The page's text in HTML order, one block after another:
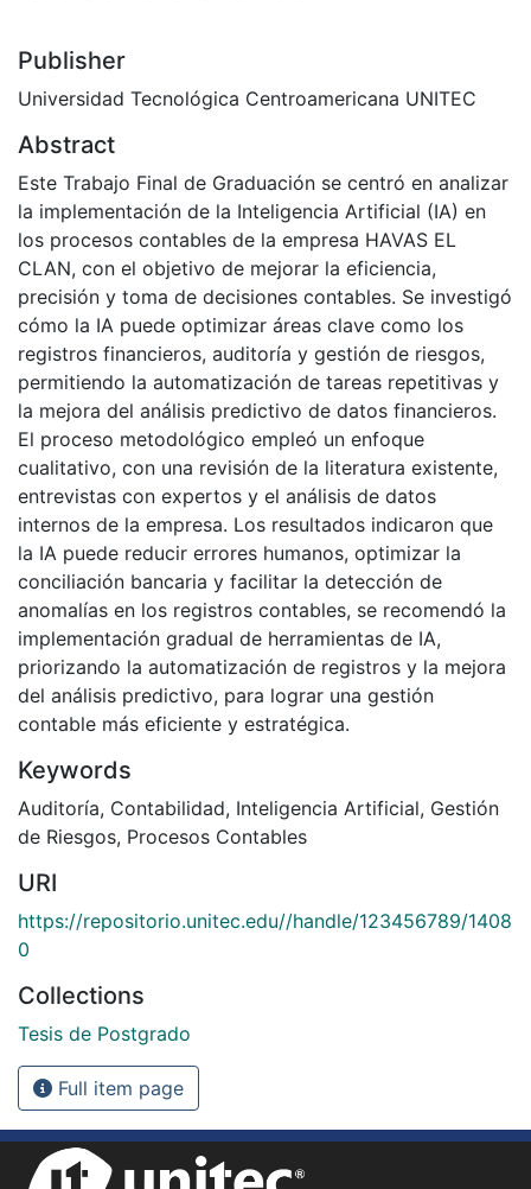
Publisher
Universidad Tecnológica Centroamericana UNITEC
Abstract
Este Trabajo Final de Graduación se centró en analizar
la implementación de la Inteligencia Artificial (IA) en
los procesos contables de la empresa HAVAS EL
CLAN, con el objetivo de mejorar la eficiencia,
precisión y toma de decisiones contables. Se investigó
cómo la IA puede optimizar áreas clave como los
registros financieros, auditoría y gestión de riesgos,
permitiendo la automatización de tareas repetitivas y
la mejora del análisis predictivo de datos financieros.
El proceso metodológico empleó un enfoque
cualitativo, con una revisión de la literatura existente,
entrevistas con expertos y el análisis de datos
internos de la empresa. Los resultados indicaron que
la IA puede reducir errores humanos, optimizar la
conciliación bancaria y facilitar la detección de
anomalías en los registros contables, se recomendó la
implementación gradual de herramientas de IA,
priorizando la automatización de registros y la mejora
del análisis predictivo, para lograr una gestión
contable más eficiente y estratégica.
Keywords
Auditoría, Contabilidad, Inteligencia Artificial, Gestión
de Riesgos, Procesos Contables
URI
https://repositorio.unitec.edu//handle/123456789/1408
0
Collections
Tesis de Postgrado
Full item page